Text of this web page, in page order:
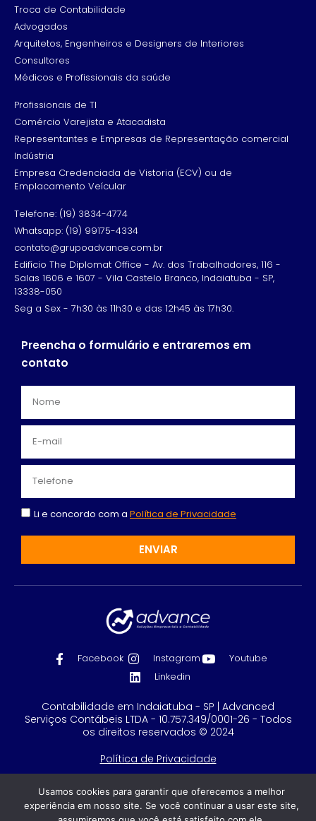
Troca de Contabilidade
Advogados
Arquitetos, Engenheiros e Designers de Interiores
Consultores
Médicos e Profissionais da saúde
Profissionais de TI
Comércio Varejista e Atacadista
Representantes e Empresas de Representação comercial
Indústria
Empresa Credenciada de Vistoria (ECV) ou de
Emplacamento Veícular
Telefone: (19) 3834-4774
Whatsapp: (19) 99175-4334
contato@grupoadvance.com.br
Edifício The Diplomat Office - Av. dos Trabalhadores, 116 -
Salas 1606 e 1607 - Vila Castelo Branco, Indaiatuba - SP,
13338-050
Seg a Sex - 7h30 às 11h30 e das 12h45 às 17h30.
Preencha o formulário e entraremos em
contato
Li e concordo com a Política de Privacidade
ENVIAR
Facebook Instagram
Youtube
Linkedin
Contabilidade em Indaiatuba - SP | Advanced
Serviços Contábeis LTDA - 10.757.349/0001-26 - Todos
os direitos reservados © 2024
Política de Privacidade
Feito com
por GRUPO DPG
Usamos cookies para garantir que oferecemos a melhor
experiência em nosso site. Se você continuar a usar este site,